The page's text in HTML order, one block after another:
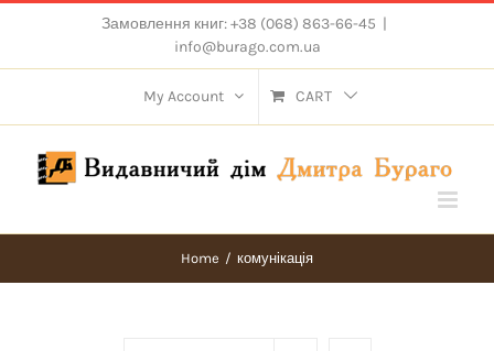
content
Замовлення книг: +38 (068) 863-66-45 |
info@burago.com.ua
My Account CART
Home / комунікація